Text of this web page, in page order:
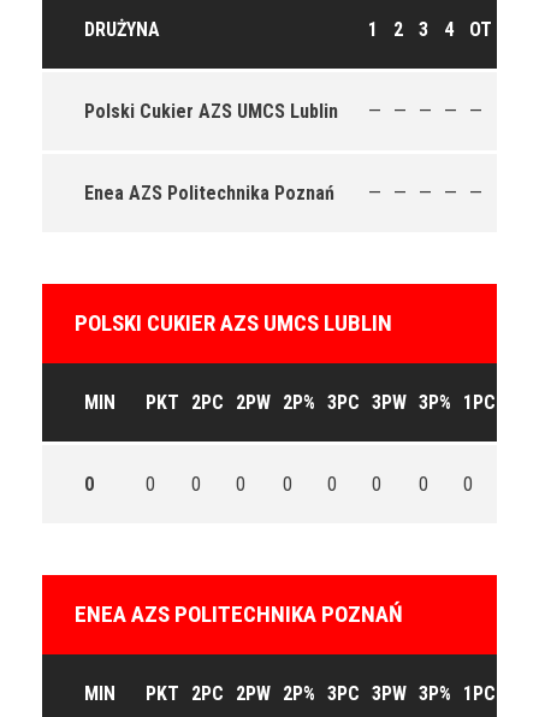
DRUŻYNA 1 2 3 4 OT
Polski Cukier AZS UMCS Lublin — — — — —
Enea AZS Politechnika Poznań — — — — —
POLSKI CUKIER AZS UMCS LUBLIN
MIN PKT 2PC 2PW 2P% 3PC 3PW 3P% 1PC
0 0 0 0 0 0 0 0 0
ENEA AZS POLITECHNIKA POZNAŃ
MIN PKT 2PC 2PW 2P% 3PC 3PW 3P% 1PC